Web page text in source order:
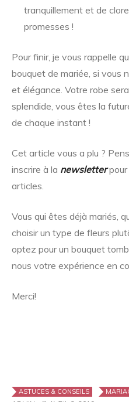
tranquillement et de
promesses !
Pour finir, je vous rappelle
bouquet de mariée, si vous
et élégance. Votre robe
splendide, vous êtes la
de chaque instant !
Cet article vous a plu ?
inscrire à la newsletterpour
articles.
Vous qui êtes déjà mariés,
choisir un type de fleurs
optez pour un bouquet
nous votre expérience en
Merci!
ASTUCES & CONSEILS